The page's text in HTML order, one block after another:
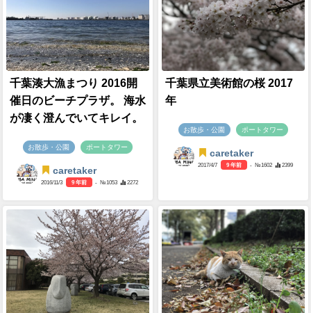
千葉湊大漁まつり 2016開
催日のビーチプラザ。 海水
が凄く澄んでいてキレイ。
お散歩・公園 ポートタワー
caretaker
2016/11/3 9 年前 - №1053 2272
千葉県立美術館の桜 2017
年
お散歩・公園 ポートタワー
caretaker
2017/4/7 9 年前 - №1602 2399